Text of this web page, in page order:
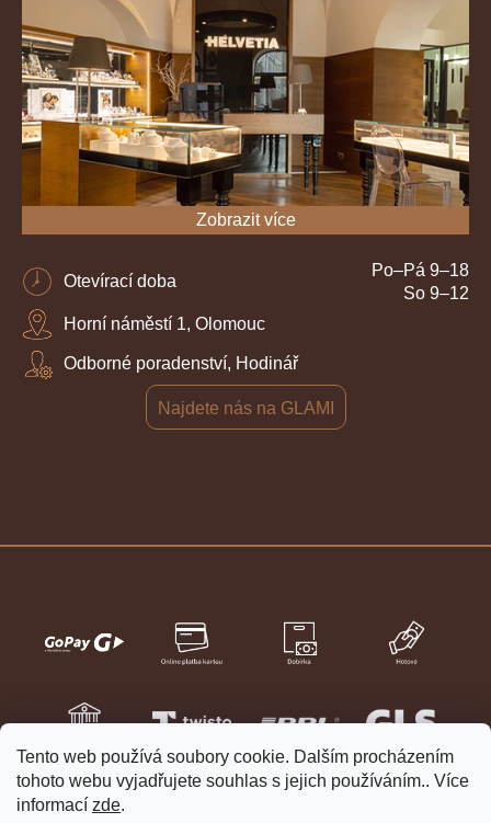
Tento web používá soubory cookie. Dalším procházením
tohoto webu vyjadřujete souhlas s jejich používáním.. Více
informací zde.
Zobrazit více
Otevírací doba
Po–Pá 9–18
So 9–12
Horní náměstí 1, Olomouc
Odborné poradenství, Hodinář
Najdete nás na GLAMI